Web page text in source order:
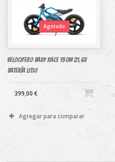
Agotado
Velocifero Baby RACE 150W 21.6V
Batería LITIO
399,00 €
Agregar para comparar